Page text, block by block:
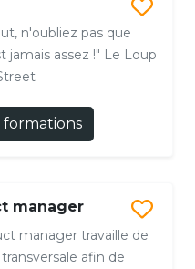
n'oubliez pas que
jamais assez !" Le Loup
formations
manager
manager travaille de
afin de